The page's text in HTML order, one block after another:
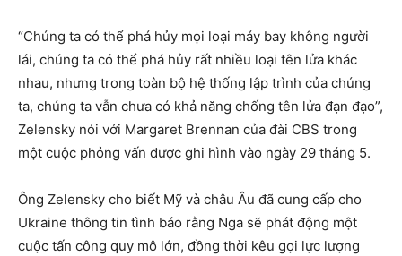
“Chúng ta có thể phá hủy mọi loại máy bay không người
lái, chúng ta có thể phá hủy rất nhiều loại tên lửa khác
nhau, nhưng trong toàn bộ hệ thống lập trình của chúng
ta, chúng ta vẫn chưa có khả năng chống tên lửa đạn đạo”,
Zelensky nói với Margaret Brennan của đài CBS trong
một cuộc phỏng vấn được ghi hình vào ngày 29 tháng 5.
Ông Zelensky cho biết Mỹ và châu Âu đã cung cấp cho
Ukraine thông tin tình báo rằng Nga sẽ phát động một
cuộc tấn công quy mô lớn, đồng thời kêu gọi lực lượng